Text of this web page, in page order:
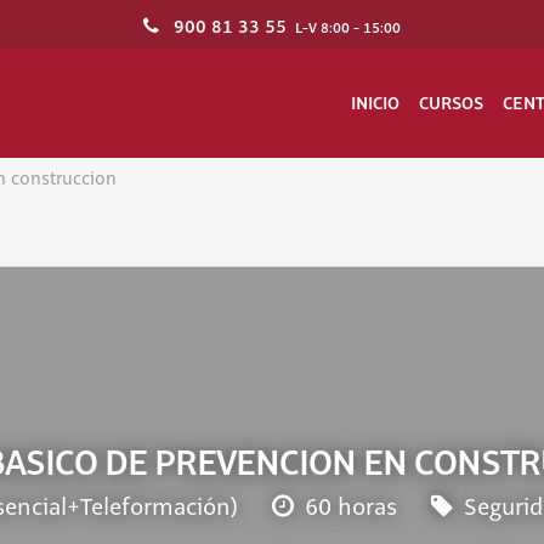
900 81 33 55 L-V 8:00 - 15:00
INICIO CURSOS
construccion
DE PREVENCION EN
60 horas